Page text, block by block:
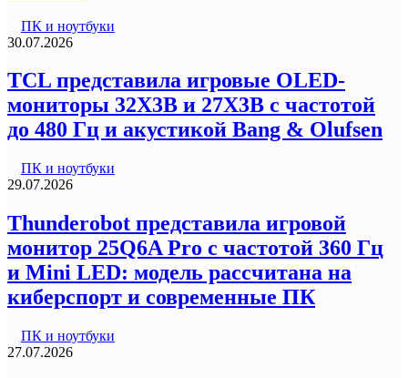
ПК и ноутбуки
30.07.2026
TCL представила игровые OLED-
мониторы 32X3B и 27X3B с частотой
до 480 Гц и акустикой Bang & Olufsen
ПК и ноутбуки
29.07.2026
Thunderobot представила игровой
монитор 25Q6A Pro с частотой 360 Гц
и Mini LED: модель рассчитана на
киберспорт и современные ПК
ПК и ноутбуки
27.07.2026